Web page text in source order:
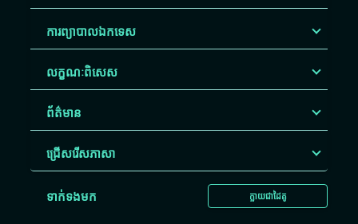
ការព្យាបាលឯកទេស
លក្ខណៈពិសេស
ព័ត៌មាន
ជ្រើសរើស​ភាសា
ក្លាយជាដៃគូ
ទាក់ទងមក